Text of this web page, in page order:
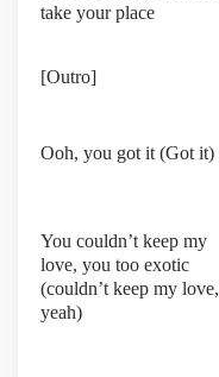
take your place
[Outro]
Ooh, you got it (Got it)
You couldn’t keep my
love, you too exotic
(couldn’t keep my love,
yeah)